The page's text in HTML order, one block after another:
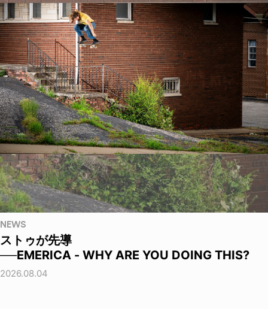
NEWS
ストゥが先導
──EMERICA - WHY ARE YOU DOING THIS?
2026.08.04